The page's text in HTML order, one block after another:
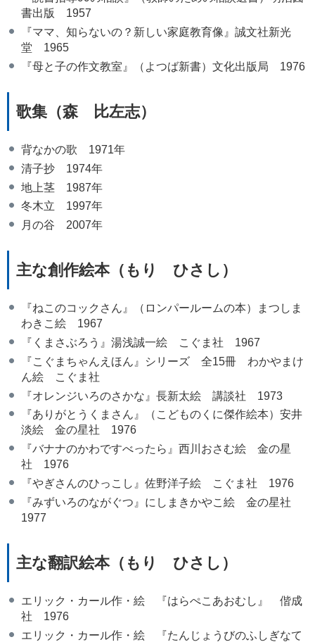
書出版 1957
『ママ、知らないの？新しい家庭教育像』誠文社新光
堂 1965
『母と子の作文教室』（よつば新書）文化出版局 1976
歌集（森 比左志）
背なかの歌 1971年
清子抄 1974年
地上茎 1987年
冬木立 1997年
月の谷 2007年
主な創作絵本（もり ひさし）
『ねこのコックさん』（ロンパールームの本）まつしま
わきこ絵 1967
『くまさぶろう』湯浅誠一絵 こぐま社 1967
『こぐまちゃんえほん』シリーズ 全15冊 わかやまけ
ん絵 こぐま社
『オレンジいろのさかな』長新太絵 講談社 1973
『ありがとうくまさん』（こどものくに傑作絵本）安井
淡絵 金の星社 1976
『バナナのかわですべったら』西川おさむ絵 金の星
社 1976
『やぎさんのひっこし』佐野洋子絵 こぐま社 1976
『みずいろのながぐつ』にしまきかやこ絵 金の星社
1977
主な翻訳絵本（もり ひさし）
エリック・カール作・絵 『はらぺこあおむし』 偕成
社 1976
エリック・カール作・絵 『たんじょうびのふしぎなて